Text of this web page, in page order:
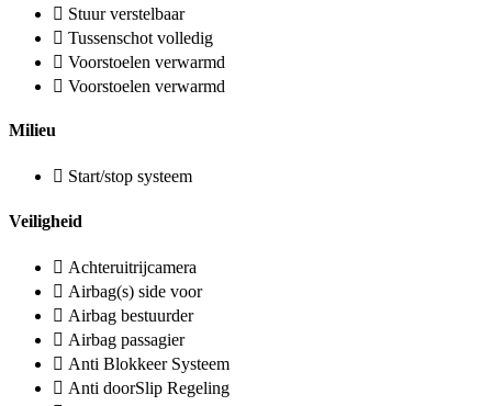
Stuur verstelbaar
Tussenschot volledig
Voorstoelen verwarmd
Voorstoelen verwarmd
Milieu
Start/stop systeem
Veiligheid
Achteruitrijcamera
Airbag(s) side voor
Airbag bestuurder
Airbag passagier
Anti Blokkeer Systeem
Anti doorSlip Regeling